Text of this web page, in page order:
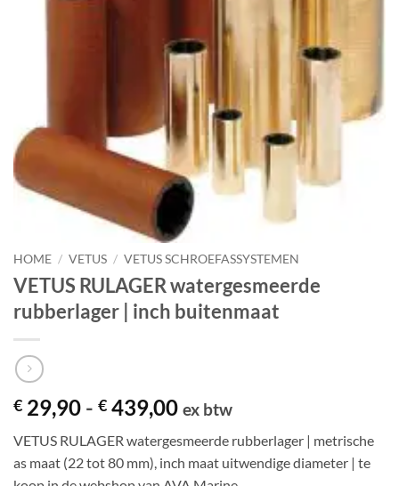
HOME / VETUS / VETUS SCHROEFASSYSTEMEN
VETUS RULAGER watergesmeerde
rubberlager | inch buitenmaat
€ 29,90 - € 439,00Prijsklasse:
tot
€ 439,00
ex btw
VETUS RULAGER watergesmeerde rubberlager | metrische
as maat (22 tot 80 mm), inch maat uitwendige diameter | te